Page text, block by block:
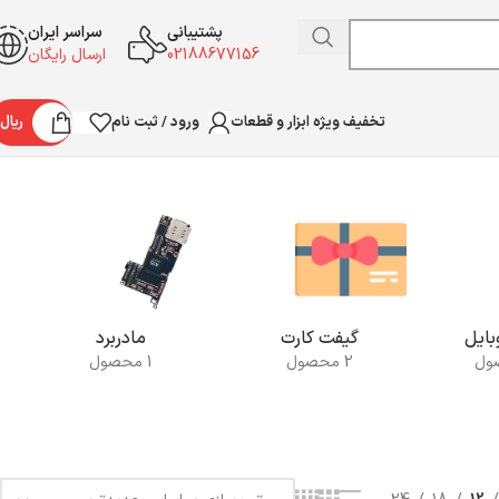
پشتیبانی
02188677156
سراسر ایران
ارسال رایگان
تخفیف ویژه ابزار و قطعات ورود / ثبت نام ریال
نمایش یک نتیجه
گیفت کارت
2 محصول
مادربرد
1 محصول